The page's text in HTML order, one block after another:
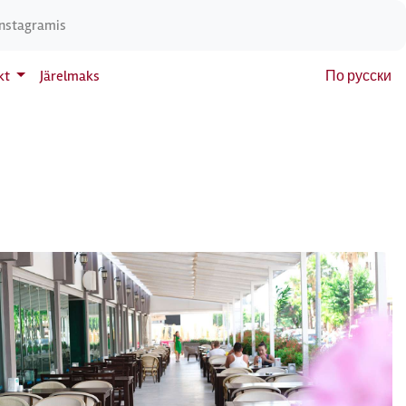
Järelmaks По русски